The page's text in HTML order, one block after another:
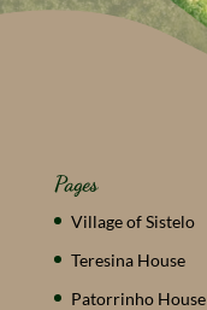
Pages
Village of Sistelo
Teresina House
Patorrinho House